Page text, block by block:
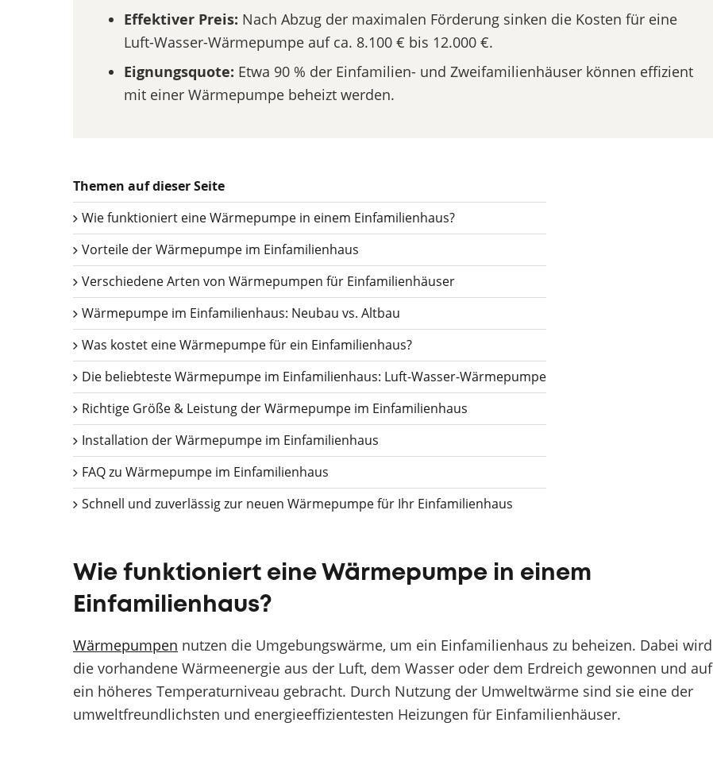
Effektiver Preis: Nach Abzug der maximalen Förderung sinken die Kosten für eine
Luft-Wasser-Wärmepumpe auf ca. 8.100 € bis 12.000 €.
Eignungsquote: Etwa 90 % der Einfamilien- und Zweifamilienhäuser können effizient
mit einer Wärmepumpe beheizt werden.
Themen auf dieser Seite
Wie funktioniert eine Wärmepumpe in einem Einfamilienhaus?
Vorteile der Wärmepumpe im Einfamilienhaus
Verschiedene Arten von Wärmepumpen für Einfamilienhäuser
Wärmepumpe im Einfamilienhaus: Neubau vs. Altbau
Was kostet eine Wärmepumpe für ein Einfamilienhaus?
Die beliebteste Wärmepumpe im Einfamilienhaus: Luft-Wasser-Wärmepumpe
Richtige Größe & Leistung der Wärmepumpe im Einfamilienhaus
Installation der Wärmepumpe im Einfamilienhaus
FAQ zu Wärmepumpe im Einfamilienhaus
Schnell und zuverlässig zur neuen Wärmepumpe für Ihr Einfamilienhaus
Wie funktioniert eine Wärmepumpe in einem
Einfamilienhaus?
Wärmepumpen nutzen die Umgebungswärme, um ein Einfamilienhaus zu beheizen. Dabei wird
die vorhandene Wärmeenergie aus der Luft, dem Wasser oder dem Erdreich gewonnen und auf
ein höheres Temperaturniveau gebracht. Durch Nutzung der Umweltwärme sind sie eine der
umweltfreundlichsten und energieeffizientesten Heizungen für Einfamilienhäuser.